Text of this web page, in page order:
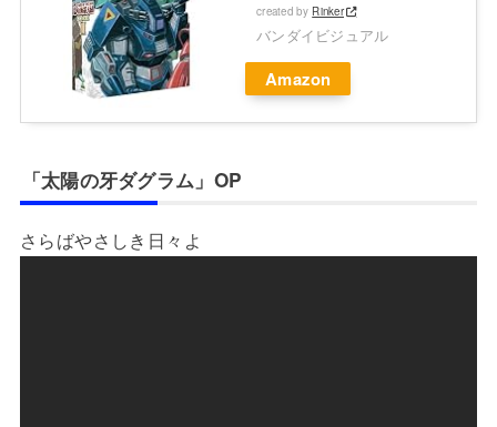
created by Rinker
バンダイビジュアル
Amazon
「太陽の牙ダグラム」OP
さらばやさしき日々よ